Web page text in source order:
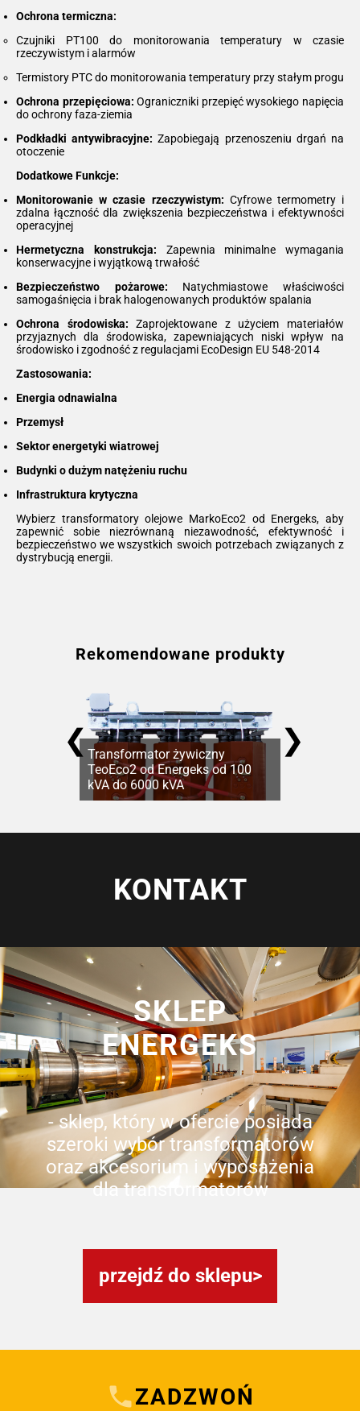
Ochrona termiczna:
Czujniki PT100 do monitorowania temperatury w czasie
rzeczywistym i alarmów
Termistory PTC do monitorowania temperatury przy stałym progu
Ochrona przepięciowa: Ograniczniki przepięć wysokiego napięcia
do ochrony faza-ziemia
Podkładki antywibracyjne: Zapobiegają przenoszeniu drgań na
otoczenie
Dodatkowe Funkcje:
Monitorowanie w czasie rzeczywistym: Cyfrowe termometry i
zdalna łączność dla zwiększenia bezpieczeństwa i efektywności
operacyjnej
Hermetyczna konstrukcja: Zapewnia minimalne wymagania
konserwacyjne i wyjątkową trwałość
Bezpieczeństwo pożarowe: Natychmiastowe właściwości
samogaśnięcia i brak halogenowanych produktów spalania
Ochrona środowiska: Zaprojektowane z użyciem materiałów
przyjaznych dla środowiska, zapewniających niski wpływ na
środowisko i zgodność z regulacjami EcoDesign EU 548-2014
Zastosowania:
Energia odnawialna
Przemysł
Sektor energetyki wiatrowej
Budynki o dużym natężeniu ruchu
Infrastruktura krytyczna
Wybierz transformatory olejowe MarkoEco2 od Energeks, aby
zapewnić sobie niezrównaną niezawodność, efektywność i
bezpieczeństwo we wszystkich swoich potrzebach związanych z
dystrybucją energii.
Rekomendowane produkty
❮Transformator żywiczny
TeoEco2 od Energeks od 100
kVA do 6000 kVA
❯
KONTAKT
SKLEP
ENERGEKS
- sklep, który w ofercie posiada
szeroki wybór transformatorów
oraz akcesorium i wyposażenia
dla transformatorów
przejdź do sklepu
ZADZWOŃ